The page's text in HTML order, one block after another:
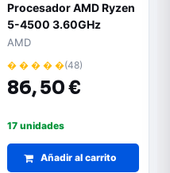
Procesador AMD Ryzen
5-4500 3.60GHz
AMD
� � � � �(48)
86,50 €
17 unidades
Añadir al carrito